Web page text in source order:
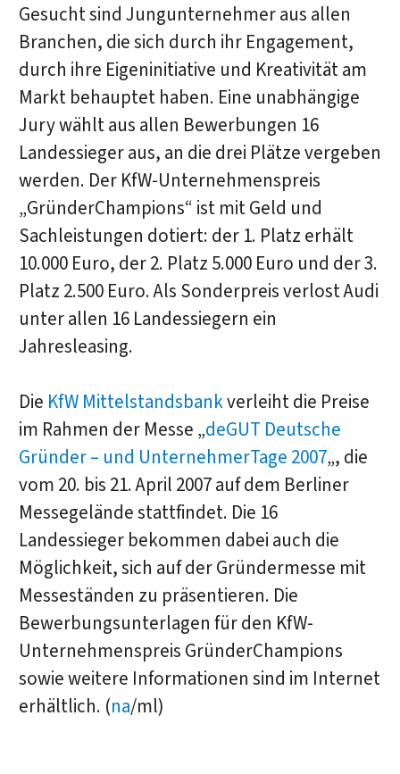
Gesucht sind Jungunternehmer aus allen
Branchen, die sich durch ihr Engagement,
durch ihre Eigeninitiative und Kreativität am
Markt behauptet haben. Eine unabhängige
Jury wählt aus allen Bewerbungen 16
Landessieger aus, an die drei Plätze vergeben
werden. Der KfW-Unternehmenspreis
„GründerChampions“ ist mit Geld und
Sachleistungen dotiert: der 1. Platz erhält
10.000 Euro, der 2. Platz 5.000 Euro und der 3.
Platz 2.500 Euro. Als Sonderpreis verlost Audi
unter allen 16 Landessiegern ein
Jahresleasing.
Die KfW Mittelstandsbankverleiht die Preise
im Rahmen der Messe „deGUT Deutsche
Gründer – und UnternehmerTage 2007„, die
vom 20. bis 21. April 2007 auf dem Berliner
Messegelände stattfindet. Die 16
Landessieger bekommen dabei auch die
Möglichkeit, sich auf der Gründermesse mit
Messeständen zu präsentieren. Die
Bewerbungsunterlagen für den KfW-
Unternehmenspreis GründerChampions
sowie weitere Informationen sind im Internet
erhältlich. (na/ml)